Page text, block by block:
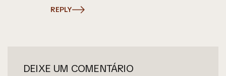
REPLY
DEIXE UM COMENTÁRIO